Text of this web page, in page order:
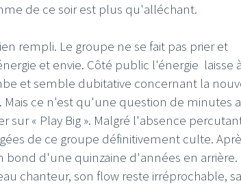
de ce soir est plus qu'alléchant.
rempli. Le groupe ne se fait pas prier et
et envie. Côté public l'énergie laisse à
et semble dubitative concernant la
Mais ce n'est qu'une question de minutes
« Play Big ». Malgré l'absence
de ce groupe définitivement culte.
bond d'une quinzaine d'années en arrière.
chanteur, son flow reste irréprochable,